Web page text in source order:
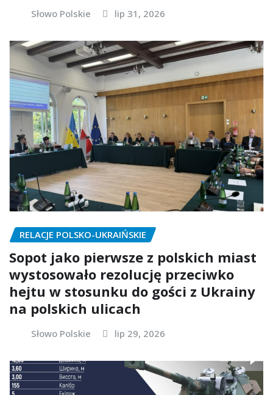
Słowo Polskie lip 31, 2026
RELACJE POLSKO-UKRAIŃSKIE
Sopot jako pierwsze z polskich miast
wystosowało rezolucję przeciwko
hejtu w stosunku do gości z Ukrainy
na polskich ulicach
Słowo Polskie lip 29, 2026